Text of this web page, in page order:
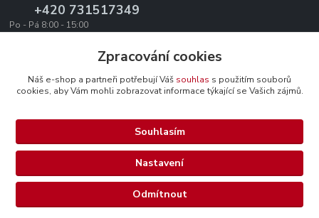
+420 731517349
Po - Pá 8:00 - 15:00
office@texevo.cz
Upravit sběr cookies.
Selma-steel.cz - Všechna práva vyhrazena.
Zpracování cookies
Náš e-shop a partneři potřebují Váš souhlas s použitím souborů
cookies, aby Vám mohli zobrazovat informace týkající se Vašich zájmů.
Nastavení
Souhlasím